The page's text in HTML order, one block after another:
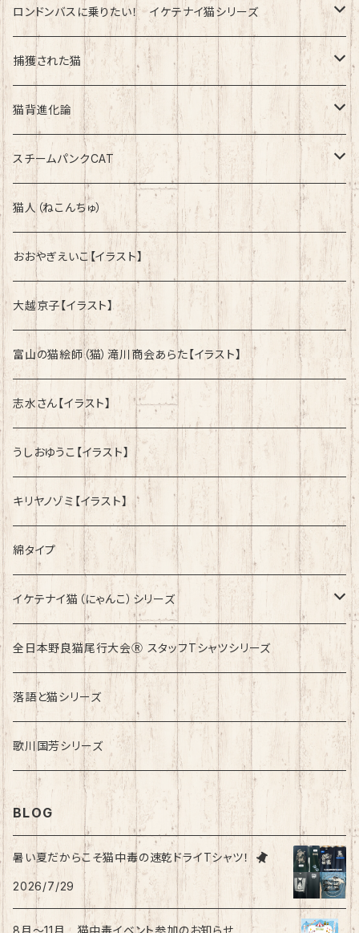
綿100%ノーマルタイプ
ロンドンバスに乗りたい！ イケテナイ猫シリーズ
綿100％ノーマルタイプ
速乾ドライタイプ
捕獲された猫
速乾ドライタイプ
綿100%ノーマルタイプ
猫背進化論
速乾ドライタイプ
綿100%ノーマルタイプ
スチームパンクCAT
綿100%ノーマルタイプ
猫人（ねこんちゅ）
おおやぎえいこ【イラスト】
大越京子【イラスト】
富山の猫絵師（猫）滝川商会あらた【イラスト】
志水さん【イラスト】
うしおゆうこ【イラスト】
キリヤノゾミ【イラスト】
綿タイプ
イケテナイ猫（にゃんこ）シリーズ
ロンドンバスに乗りたい！
全日本野良猫尾行大会Ⓡ スタッフTシャツシリーズ
落語と猫シリーズ
歌川国芳シリーズ
BLOG
暑い夏だからこそ猫中毒の速乾ドライTシャツ！
2026/7/29
8月〜11月 猫中毒イベント参加のお知らせ